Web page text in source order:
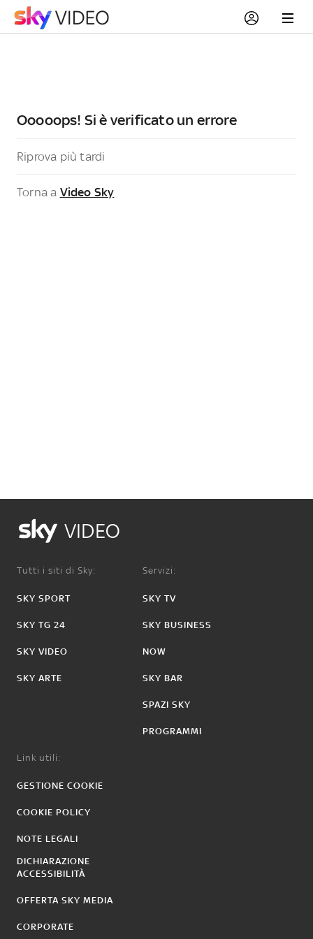
Ooooops! Si è verificato un errore
Riprova più tardi
Torna a Video Sky
VIDEO
Tutti i siti di Sky:
SKY SPORT
SKY TG 24
SKY VIDEO
SKY ARTE
Servizi:
SKY TV
SKY BUSINESS
NOW
SKY BAR
SPAZI SKY
PROGRAMMI
Link utili:
GESTIONE COOKIE
COOKIE POLICY
NOTE LEGALI
DICHIARAZIONE
ACCESSIBILITÀ
OFFERTA SKY MEDIA
CORPORATE